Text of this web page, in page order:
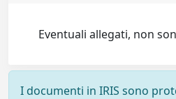
Eventuali allegati, non
I documenti in IRIS sono